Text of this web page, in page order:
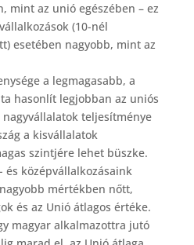
mint az unió egészében – ez
(10-nél
esetében nagyobb, mint az
a legmagasabb, a
hasonlít legjobban az uniós
teljesítménye
a kisvállalatok
szintjére lehet büszke.
és középvállalkozásaink
mértékben nőtt,
és az Unió átlagos értéke.
magyar alkalmazottra jutó